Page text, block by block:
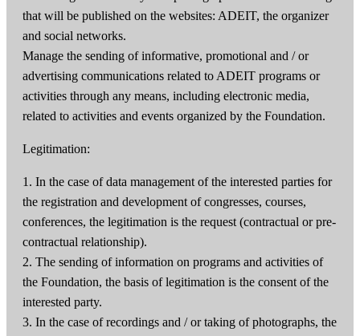
that will be published on the websites: ADEIT, the organizer
and social networks.
Manage the sending of informative, promotional and / or
advertising communications related to ADEIT programs or
activities through any means, including electronic media,
related to activities and events organized by the Foundation.
Legitimation:
1. In the case of data management of the interested parties for
the registration and development of congresses, courses,
conferences, the legitimation is the request (contractual or pre-
contractual relationship).
2. The sending of information on programs and activities of
the Foundation, the basis of legitimation is the consent of the
interested party.
3. In the case of recordings and / or taking of photographs, the